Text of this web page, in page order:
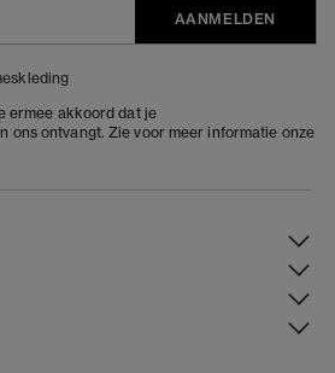
AANMELDEN
ermee akkoord dat je
ons ontvangt. Zie voor meer informatie onze